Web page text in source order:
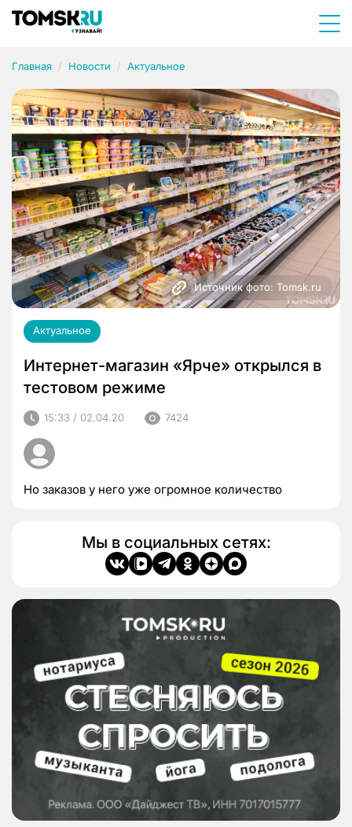
Главная Новости Актуальное
Источник фото: Tomsk.ru
Актуальное
Интернет-магазин «Ярче» открылся в
тестовом режиме
15:33 / 02.04.20 7424
Но заказов у него уже огромное количество
Мы в социальных сетях: